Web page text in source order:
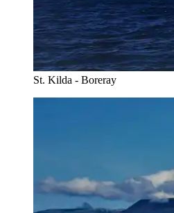
St. Kilda - Boreray